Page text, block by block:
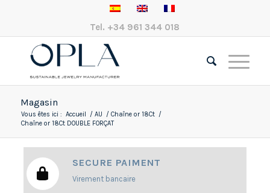
Tel. +34 961 344 018
Magasin
Vous êtes ici : Accueil / AU / Chaîne or 18Ct /
Chaîne or 18Ct DOUBLE FORÇAT
SECURE PAIMENT
Virement bancaire